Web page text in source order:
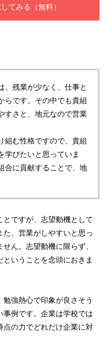
てみる（無料）
、残業が少なく、仕事と
らです。その中でも貴組
すさと、地元なので営業
組む性格ですので、貴組
学びたいと思っていま
合に貢献することで、地
ですが、志望動機として
、営業がしやすいと思っ
ん。志望動機に限らず、
いうことを念頭におきま
強熱心で印象が良さそう
例です。企業は学校では
点の力でどれだけ企業に対